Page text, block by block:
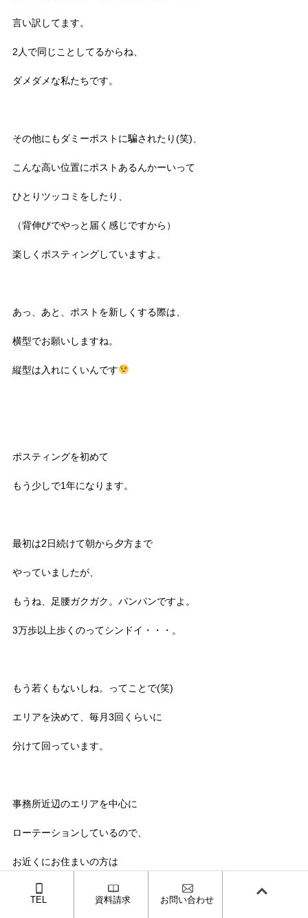
言い訳してます。
2人で同じことしてるからね、
ダメダメな私たちです。
その他にもダミーポストに騙されたり(笑)、
こんな高い位置にポストあるんかーいって
ひとりツッコミをしたり、
（背伸びでやっと届く感じですから）
楽しくポスティングしていますよ。
あっ、あと、ポストを新しくする際は、
横型でお願いしますね。
縦型は入れにくいんです
ポスティングを初めて
もう少しで1年になります。
最初は2日続けて朝から夕方まで
やっていましたが、
もうね、足腰ガクガク。パンパンですよ。
3万歩以上歩くのってシンドイ・・・。
もう若くもないしね。ってことで(笑)
エリアを決めて、毎月3回くらいに
分けて回っています。
事務所近辺のエリアを中心に
ローテーションしているので、
お近くにお住まいの方は
宜しくお願いします。
TEL 資料請求 お問い合わせ